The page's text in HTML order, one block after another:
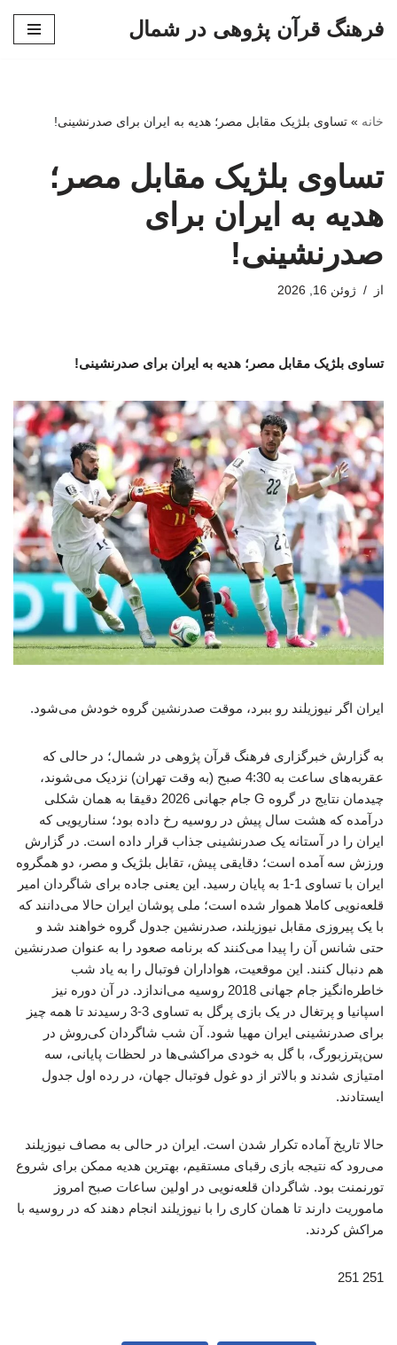
فرهنگ قرآن پژوهی در شمال
خانه » تساوی بلژیک مقابل مصر؛ هدیه به ایران برای صدرنشینی!
تساوی بلژیک مقابل مصر؛
هدیه به ایران برای
صدرنشینی!
از ژوئن 16, 2026
تساوی بلژیک مقابل مصر؛ هدیه به ایران برای صدرنشینی!
ایران اگر نیوزیلند رو ببرد، موقت صدرنشین گروه خودش می‌شود.
به گزارش خبرگزاری فرهنگ قرآن پژوهی در شمال؛ در حالی که
عقربه‌های ساعت به 4:30 صبح (به وقت تهران) نزدیک می‌شوند،
چیدمان نتایج در گروه G جام جهانی 2026 دقیقا به همان شکلی
درآمده که هشت سال پیش در روسیه رخ داده بود؛ سناریویی که
ایران را در آستانه یک صدرنشینی جذاب قرار داده است. در گزارش
ورزش سه آمده است؛ دقایقی پیش، تقابل بلژیک و مصر، دو همگروه
ایران با تساوی 1-1 به پایان رسید. این یعنی جاده برای شاگردان امیر
قلعه‌نویی کاملا هموار شده است؛ ملی پوشان ایران حالا می‌دانند که
با یک پیروزی مقابل نیوزیلند، صدرنشین جدول گروه خواهند شد و
حتی شانس آن را پیدا می‌کنند که برنامه صعود را به عنوان صدرنشین
هم دنبال کنند. این موقعیت، هواداران فوتبال را به یاد شب
خاطره‌انگیز جام جهانی 2018 روسیه می‌اندازد. در آن دوره نیز
اسپانیا و پرتغال در یک بازی پرگل به تساوی 3-3 رسیدند تا همه‌ چیز
برای صدرنشینی ایران مهیا شود. آن شب شاگردان کی‌روش در
سن‌پترزبورگ، با گل به خودی مراکشی‌ها در لحظات پایانی، سه
امتیازی شدند و بالاتر از دو غول فوتبال جهان، در رده اول جدول
ایستادند.
حالا تاریخ آماده تکرار شدن است. ایران در حالی به مصاف نیوزیلند
می‌رود که نتیجه بازی رقبای مستقیم، بهترین هدیه ممکن برای شروع
تورنمنت بود. شاگردان قلعه‌نویی در اولین ساعات صبح امروز
ماموریت دارند تا همان کاری را با نیوزیلند انجام دهند که در روسیه با
مراکش کردند.
251 251